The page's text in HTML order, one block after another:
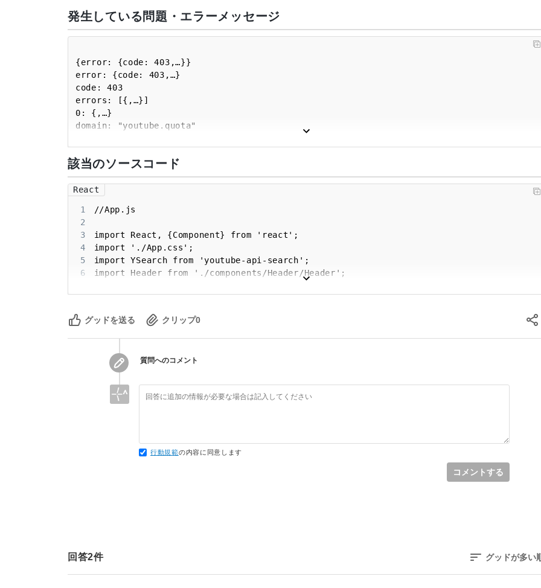
発生している問題・エラーメッセージ
{error: {code: 403,…}}
error: {code: 403,…}
code: 403
errors: [{,…}]
0: {,…}
domain: "youtube.quota"
reason: "quotaExceeded"
message: "The request cannot be completed because you have exceeded your <a
該当のソースコード
React
1
2
3
4
5
6
10
11
        <Header />
グッドを送る クリップ0
質問へのコメント
行動規範の内容に同意します
コメントする
回答2件 グッドが多い